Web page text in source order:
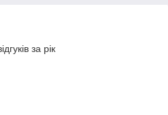
за рік